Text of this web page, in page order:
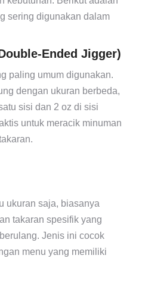
sering digunakan dalam
Ended Jigger)
paling umum digunakan.
dengan ukuran berbeda,
sisi dan 2 oz di sisi
untuk meracik minuman
ukuran saja, biasanya
takaran spesifik yang
Jenis ini cocok
menu yang memiliki